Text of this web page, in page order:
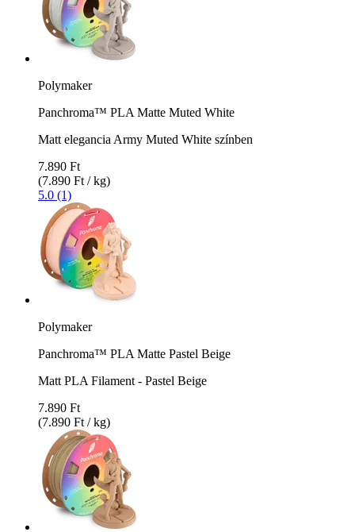
Polymaker
Panchroma™ PLA Matte Muted White
Matt elegancia Army Muted White színben
7.890 Ft
(7.890 Ft / kg)
5.0 (1)
Polymaker
Panchroma™ PLA Matte Pastel Beige
Matt PLA Filament - Pastel Beige
7.890 Ft
(7.890 Ft / kg)